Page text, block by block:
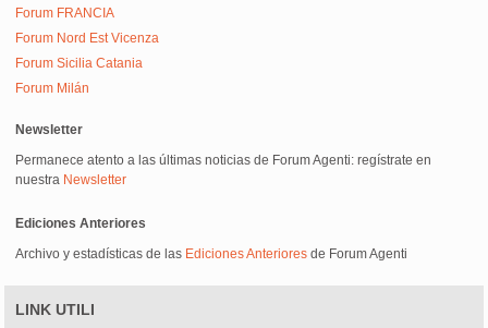
Forum FRANCIA
Forum Nord Est Vicenza
Forum Sicilia Catania
Forum Milán
Newsletter
Permanece atento a las últimas noticias de Forum Agenti: regístrate en
nuestra Newsletter
Ediciones Anteriores
Archivo y estadísticas de las Ediciones Anteriores de Forum Agenti
LINK UTILI